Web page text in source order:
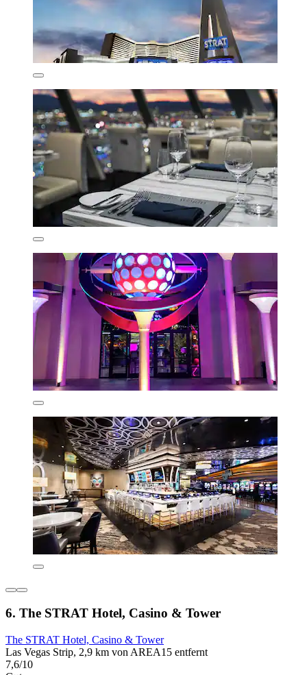
6. The STRAT Hotel, Casino & Tower
The STRAT Hotel, Casino & Tower
Las Vegas Strip, 2,9 km von AREA15 entfernt
7,6/10